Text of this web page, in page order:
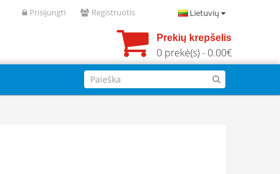
Prisijungti Registruotis Lietuvių
Prekių krepšelis
0 prekė(s) - 0.00€